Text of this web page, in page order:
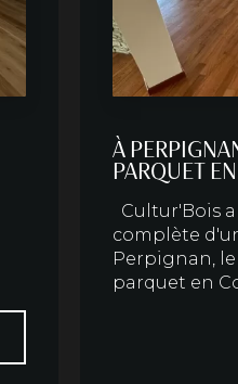
À
PARQUET
Cultur'Bois
complète
Perpignan,
parquet en